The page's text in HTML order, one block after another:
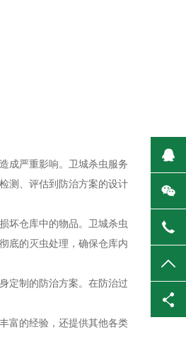
成严重影响。卫城杀虫服务
测、评估到防治方案的设计
坏仓库中的物品。卫城杀虫
底的灭虫处理，确保仓库内
定制的防治方案。在防治过
富的经验，还提供其他各类
在
微